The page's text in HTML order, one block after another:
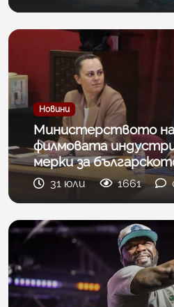
Новини
Министерството
филмовата
мерки за
31 юли 1661